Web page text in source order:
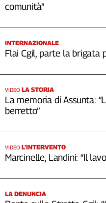
comunità”
INTERNAZIONALE
Flai Cgil, parte la brigata
VIDEO LA STORIA
La memoria di Assunta:
berretto”
VIDEO L’INTERVENTO
Marcinelle, Landini: “Il
LA DENUNCIA